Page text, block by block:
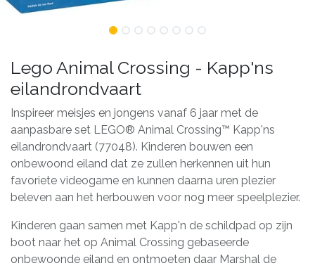
Lego Animal Crossing - Kapp'ns
eilandrondvaart
Inspireer meisjes en jongens vanaf 6 jaar met de
aanpasbare set LEGO® Animal Crossing™ Kapp'ns
eilandrondvaart (77048). Kinderen bouwen een
onbewoond eiland dat ze zullen herkennen uit hun
favoriete videogame en kunnen daarna uren plezier
beleven aan het herbouwen voor nog meer speelplezier.
Kinderen gaan samen met Kapp'n de schildpad op zijn
boot naar het op Animal Crossing gebaseerde
onbewoonde eiland en ontmoeten daar Marshal de